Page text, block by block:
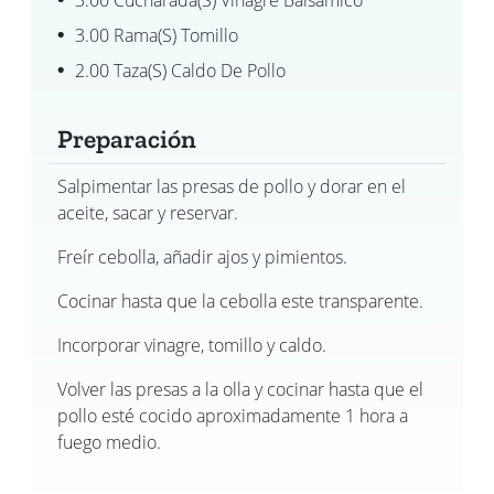
3.00 Rama(s) Tomillo
2.00 Taza(s) Caldo De Pollo
Preparación
Salpimentar las presas de pollo y dorar en el
aceite, sacar y reservar.
Freír cebolla, añadir ajos y pimientos.
Cocinar hasta que la cebolla este transparente.
Incorporar vinagre, tomillo y caldo.
Volver las presas a la olla y cocinar hasta que el
pollo esté cocido aproximadamente 1 hora a
fuego medio.